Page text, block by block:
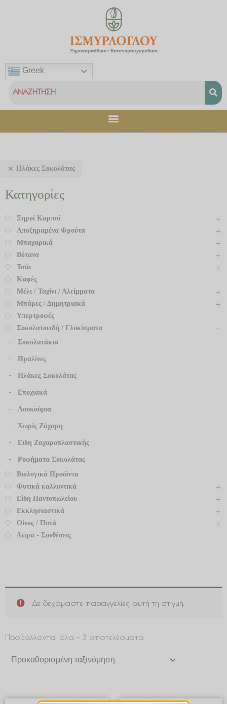
Greek
Πλάκες Σοκολάτας
Κατηγορίες
Ξηροί Καρποί
Αποξηραμένα Φρούτα
Μπαχαρικά
Βότανα
Τσάι
Καφές
Μέλι / Ταχίνι / Αλείμματα
Μπάρες / Δημητριακά
Υπερτροφές
Σοκολατοειδή / Γλυκίσματα
Σοκολατάκια
Πραλίνες
Πλάκες Σοκολάτας
Εποχιακά
Λουκούμια
Χωρίς Ζάχαρη
Ειδη Ζαχαροπλαστικής
Ροφήματα Σοκολάτας
Βιολογικά Προϊόντα
Φυτικά καλλυντικά
Είδη Παντοπωλείου
Εκκλησιαστικά
Οίνος / Ποτά
Δώρα - Συνθέσεις
Δε δεχόμαστε παραγγελίες αυτή τη στιγμή.
Προβάλλονται όλα - 3 αποτελέσματα